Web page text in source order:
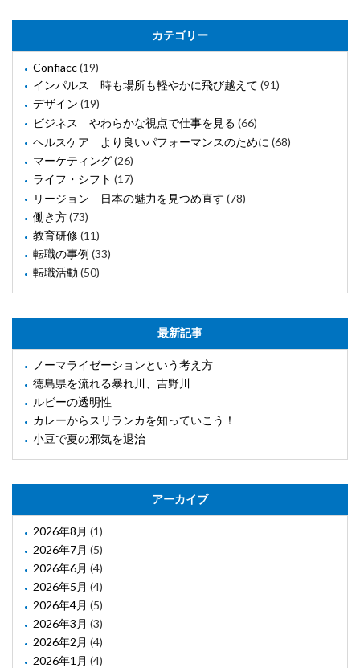
カテゴリー
Confiacc(19)
インパルス 時も場所も軽やかに飛び越えて (91)
デザイン (19)
ビジネス やわらかな視点で仕事を見る (66)
ヘルスケア より良いパフォーマンスのために (68)
マーケティング(26)
ライフ・シフト (17)
リージョン 日本の魅力を見つめ直す (78)
働き方(73)
教育研修(11)
転職の事例 (33)
転職活動 (50)
最新記事
ノーマライゼーションという考え方
徳島県を流れる暴れ川、吉野川
ルビーの透明性
カレーからスリランカを知っていこう！
小豆で夏の邪気を退治
アーカイブ
2026年8月 (1)
2026年7月 (5)
2026年6月 (4)
2026年5月 (4)
2026年4月 (5)
2026年3月 (3)
2026年2月 (4)
2026年1月 (4)